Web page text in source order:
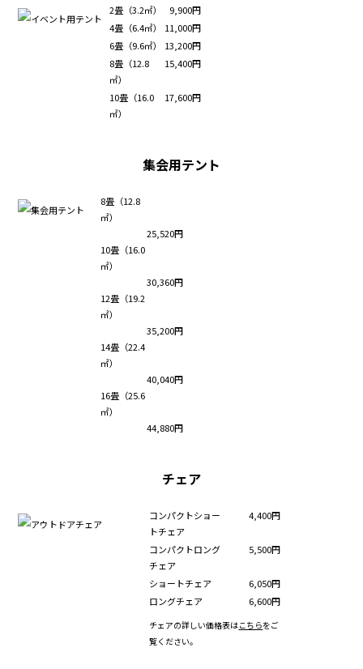
2畳（3.2㎡）
9,900円
4畳（6.4㎡）
11,000円
6畳（9.6㎡）
13,200円
8畳（12.8
㎡）
15,400円
10畳（16.0
㎡）
17,600円
集会用テント
8畳（12.8
㎡）
25,520円
10畳（16.0
㎡）
30,360円
12畳（19.2
㎡）
35,200円
14畳（22.4
㎡）
40,040円
16畳（25.6
㎡）
44,880円
チェア
コンパクトショー
トチェア
4,400円
コンパクトロング
チェア
5,500円
ショートチェア
6,050円
ロングチェア
6,600円
チェアの詳しい価格表はこちらをご
覧ください。